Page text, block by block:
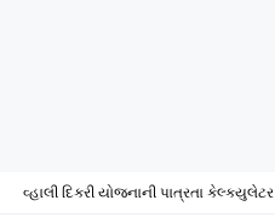
વ્હાલી દિકરી યોજનાની પાત્રતા કેલ્ક્યુલેટર